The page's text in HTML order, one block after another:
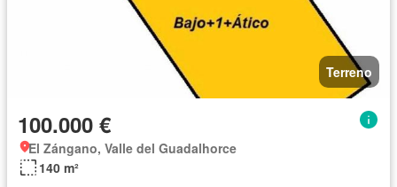
Terreno
100.000 €
El Zángano, Valle del Guadalhorce
140 m²